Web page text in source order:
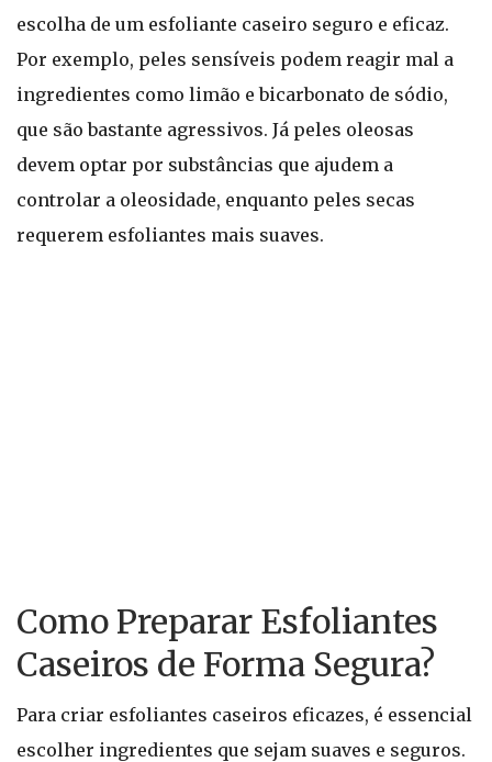
escolha de um esfoliante caseiro seguro e eficaz.
Por exemplo, peles sensíveis podem reagir mal a
ingredientes como limão e bicarbonato de sódio,
que são bastante agressivos. Já peles oleosas
devem optar por substâncias que ajudem a
controlar a oleosidade, enquanto peles secas
requerem esfoliantes mais suaves.
Como Preparar Esfoliantes
Caseiros de Forma Segura?
Para criar esfoliantes caseiros eficazes, é essencial
escolher ingredientes que sejam suaves e seguros.